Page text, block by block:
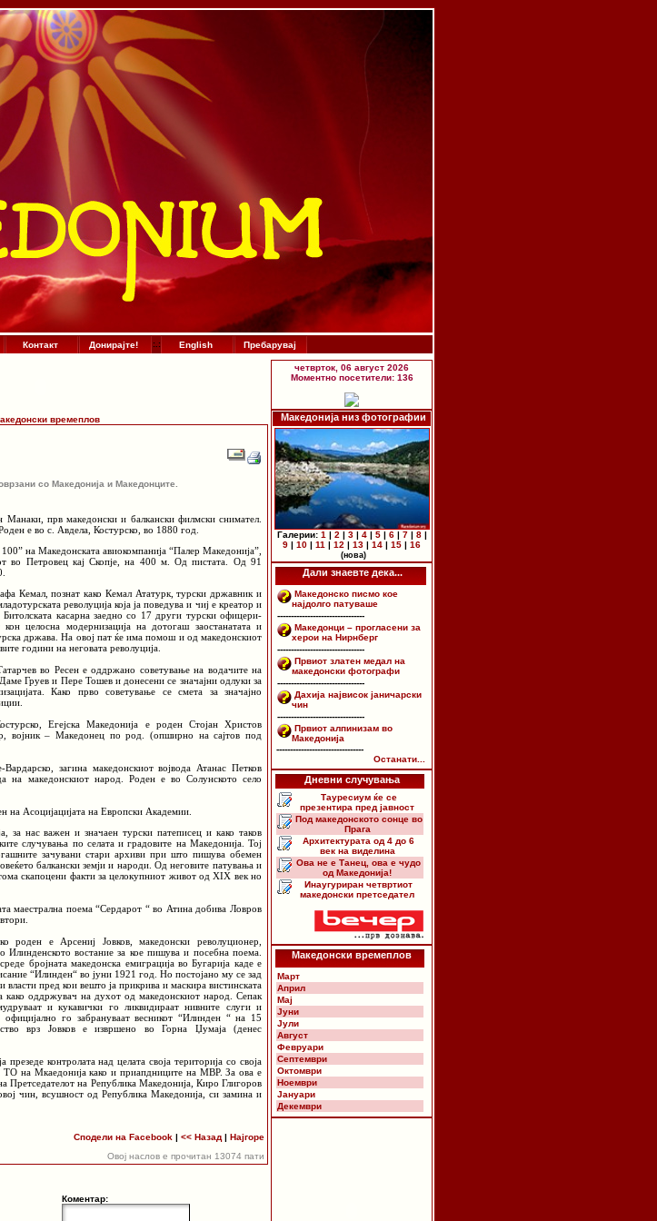
Контакт Донирајте! :. : English Пребарувај
времеплов
со Македонија и Македонците.
Манаки, прв македонски и балкански филмски снимател.
е во с. Авдела, Костурско, во 1880 год.
на Македонската авиокомпанија “Палер Македонија”,
во Петровец кај Скопје, на 400 м. Од пистата. Од 91
Кемал, познат како Кемал Ататурк, турски државник и
револуција која ја поведува и чиј е креатор и
касарна заедно со 17 други турски офицери-
целосна модернизација на дотогаш заостанатата и
држава. На овој пат ќе има помош и од македонскиот
години на неговата револуција.
во Ресен е оддржано советување на водачите на
Груев и Пере Тошев и донесени се значајни одлуки за
Како прво советување се смета за значајно
Егејска Македонија е роден Стојан Христов
војник – Македонец по род. (опширно на сајтов под
загина македонскиот војвода Атанас Петков
на македонскиот народ. Роден е во Солунското село
Асоцијацијата на Европски Академии.
за нас важен и значаен турски патеписец и како таков
случувања по селата и градовите на Македонија. Тој
зачувани стари архиви при што пишува обемен
балкански земји и народи. Од неговите патувања и
скапоцени факти за целокупниот живот од XIX век но
маестрална поема “Сердарот “ во Атина добива Ловров
е Арсениј Јовков, македонски револуционер,
Илинденското востание за кое пишува и посебна поема.
бројната македонска емиграција во Бугарија каде е
“Илинден“ во јуни 1921 год. Но постојано му се зад
власти пред кои вешто ја прикрива и маскира вистинската
како оддржувач на духот од македонскиот народ. Сепак
и кукавички го ликвидираат нивните слуги и
го забрануваат весникот “Илинден “ на 15
врз Јовков е извршено во Горна Џумаја (денес
контролата над целата своја територија со своја
ТО на Мкаедонија како и приапдниците на МВР. За ова е
Претседателот на Република Македонија, Киро Глигоров
чин, всушност од Република Македонија, си замина и
Сподели на Facebook | << Назад | Најгоре
Овој наслов е прочитан 13074 пати
Коментар:
четврток, 06 август 2026
Моментно посетители: 136
Македонија низ фотографии
Галерии: 1 | 2 | 3| 4| 5| 6| 7| 8|
9 | 10 | 11 | 12 | 13 | 14 | 15 | 16
(нова)
Дали знаевте дека...
Македонско писмо кое
најдолго патуваше
--------------------------------
Македонци – прогласени за
херои на Нирнберг
--------------------------------
Првиот златен медал на
македонски фотографи
--------------------------------
Дахија највисок јаничарски
чин
--------------------------------
Првиот алпинизам во
Македонија
--------------------------------
Останати...
Дневни случувања
Тауресиум ќе се
презентира пред јавност
Под македонското сонце во
Прага
Архитектурата од 4 до 6
век на виделина
Ова не е Танец, ова е чудо
од Македонија!
Инаугуриран четвртиот
македонски претседател
Македонски времеплов
Март
Април
Мај
Јуни
Јули
Август
Февруари
Септември
Октомври
Ноември
Јануари
Декември